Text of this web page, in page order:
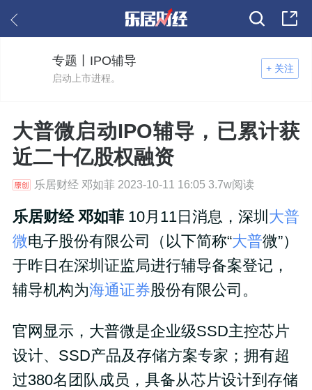
+ 关注
专题丨IPO辅导
启动上市进程。
大普微启动IPO辅导，已累计获
近二十亿股权融资
乐居财经 邓如菲 2023-10-11 16:05 3.7w阅读
乐居财经 邓如菲 10月11日消息，深圳 大普
微电子股份有限公司（以下简称“大普微”）
于昨日在深圳证监局进行辅导备案登记，
辅导机构为海通证券股份有限公司。
官网显示，大普微是企业级SSD主控芯片
设计、SSD产品及存储方案专家；拥有超
过380名团队成员，具备从芯片设计到存储